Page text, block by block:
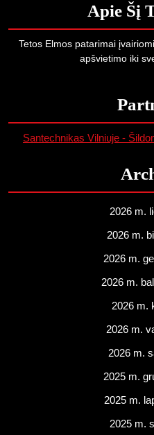
Apie Šį
Tetos Elmos patarimai
apšvietimo iki
Santechnikas Vilniuje -
2026 m.
2026 m.
2026 m.
2026 m.
2026 m.
2026 m.
2026 m.
2025 m.
2025 m.
2025 m.